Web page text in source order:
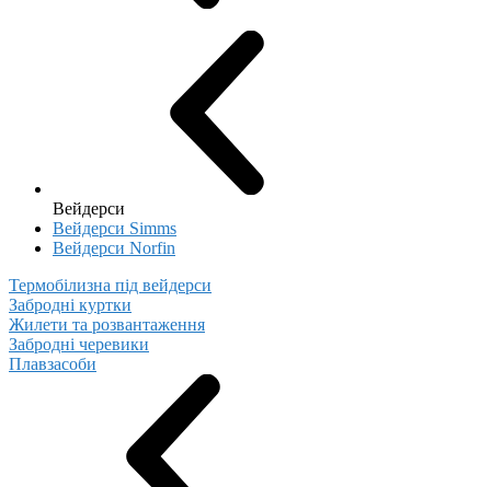
Вейдерси
Вейдерси Simms
Вейдерси Norfin
Термобілизна під вейдерси
Забродні куртки
Жилети та розвантаження
Забродні черевики
Плавзасоби